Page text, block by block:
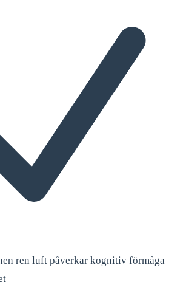
ren luft påverkar kognitiv förmåga